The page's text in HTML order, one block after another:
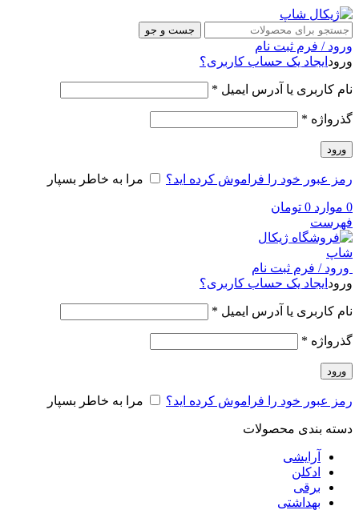
جست و جو
ورود / فرم ثبت نام
ورود ایجاد یک حساب کاربری؟
نام کاربری یا آدرس ایمیل *
گذرواژه *
ورود
رمز عبور خود را فراموش کرده اید؟ مرا به خاطر بسپار
0 موارد 0 تومان
فهرست
ورود / فرم ثبت نام
ورود ایجاد یک حساب کاربری؟
نام کاربری یا آدرس ایمیل *
گذرواژه *
ورود
رمز عبور خود را فراموش کرده اید؟ مرا به خاطر بسپار
دسته بندی محصولات
آرایشی
ادکلن
برقی
بهداشتی